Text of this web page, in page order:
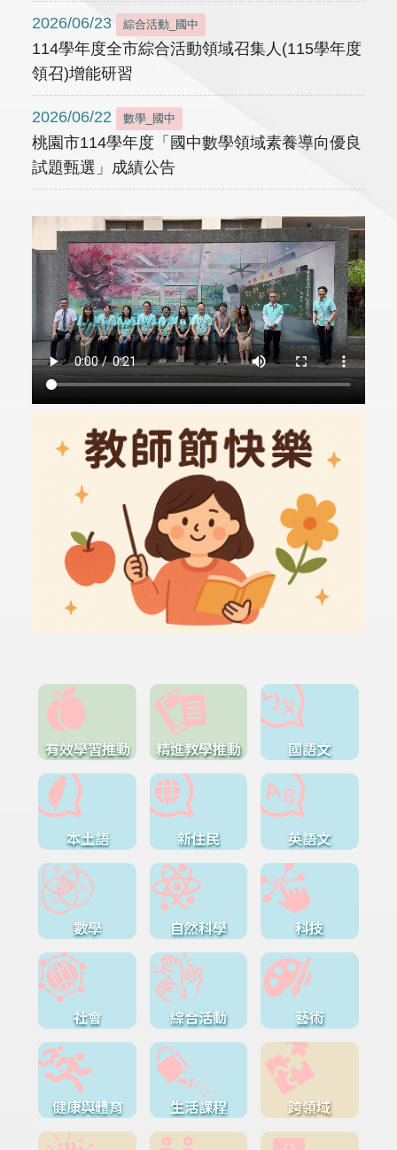
2026/06/23 綜合活動_國中
114學年度全市綜合活動領域召集人(115學年度
領召)增能研習
2026/06/22 數學_國中
桃園市114學年度「國中數學領域素養導向優良
試題甄選」成績公告
有效學習推動 精進教學推動 國語文
本土語 新住民 英語文
數學 自然科學 科技
社會 綜合活動 藝術
健康與體育 生活課程 跨領域